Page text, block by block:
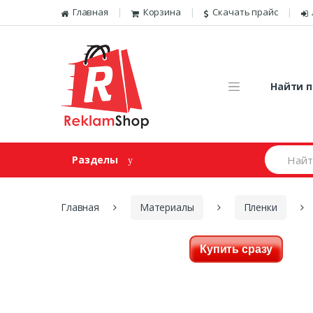
Перейти к навигации
Skip to content Главная Корзина Скачать прайс
Найти
Разделы
И
щ
е
Главная Материалы Пленки
Купить сразу